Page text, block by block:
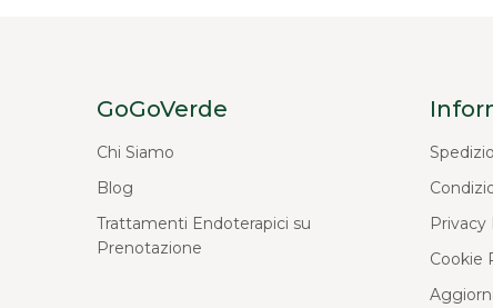
GoGoVerde
Chi Siamo
Blog
Trattamenti Endoterapici su
Prenotazione
Privacy
Cookie